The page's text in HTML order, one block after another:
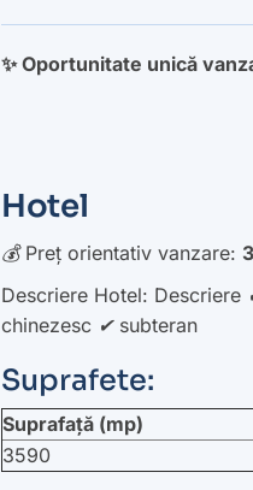
✨ Oportunitate unică
Hotel
💰 Preț orientativ vanzare:
Descriere Hotel:
chinezesc ✔ subteran
Suprafete:
Suprafață (mp)
3590